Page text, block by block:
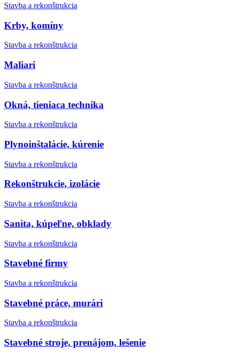
Stavba a rekonštrukcia
Krby, komíny
Stavba a rekonštrukcia
Maliari
Stavba a rekonštrukcia
Okná, tieniaca technika
Stavba a rekonštrukcia
Plynoinštalácie, kúrenie
Stavba a rekonštrukcia
Rekonštrukcie, izolácie
Stavba a rekonštrukcia
Sanita, kúpeľne, obklady
Stavba a rekonštrukcia
Stavebné firmy
Stavba a rekonštrukcia
Stavebné práce, murári
Stavba a rekonštrukcia
Stavebné stroje, prenájom, lešenie